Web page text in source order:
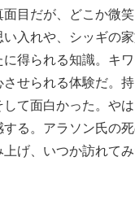
面目だが、どこか微
入れや、シッギの
得られる知識。キ
させられる体験だ。
て面白かった。や
する。アラソン氏の
げ、いつか訪れて